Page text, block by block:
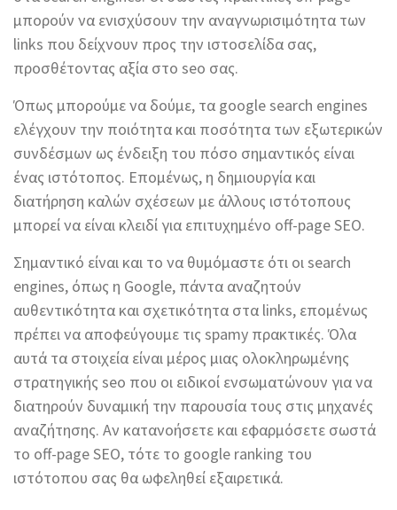
μπορούν να ενισχύσουν την αναγνωρισιμότητα των
links που δείχνουν προς την ιστοσελίδα σας,
προσθέτοντας αξία στο seo σας.
Όπως μπορούμε να δούμε, τα google search engines
ελέγχουν την ποιότητα και ποσότητα των εξωτερικών
συνδέσμων ως ένδειξη του πόσο σημαντικός είναι
ένας ιστότοπος. Επομένως, η δημιουργία και
διατήρηση καλών σχέσεων με άλλους ιστότοπους
μπορεί να είναι κλειδί για επιτυχημένο off-page SEO.
Σημαντικό είναι και το να θυμόμαστε ότι οι search
engines, όπως η Google, πάντα αναζητούν
αυθεντικότητα και σχετικότητα στα links, επομένως
πρέπει να αποφεύγουμε τις spamy πρακτικές. Όλα
αυτά τα στοιχεία είναι μέρος μιας ολοκληρωμένης
στρατηγικής seo που οι ειδικοί ενσωματώνουν για να
διατηρούν δυναμική την παρουσία τους στις μηχανές
αναζήτησης. Αν κατανοήσετε και εφαρμόσετε σωστά
το off-page SEO, τότε το google ranking του
ιστότοπου σας θα ωφεληθεί εξαιρετικά.